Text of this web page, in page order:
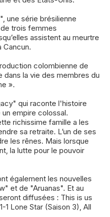
une série brésilienne
trois femmes
assistent au meurtre
Cancun.
colombienne de
dans la vie des membres du
».
qui raconte l'histoire
empire colossal.
richissime famille a les
sa retraite. L’un de ses
les rênes. Mais lorsque
la lutte pour le pouvoir
également les nouvelles
et de "Aruanas". Et au
diffusées : This is us
1 Lone Star (Saison 3), All